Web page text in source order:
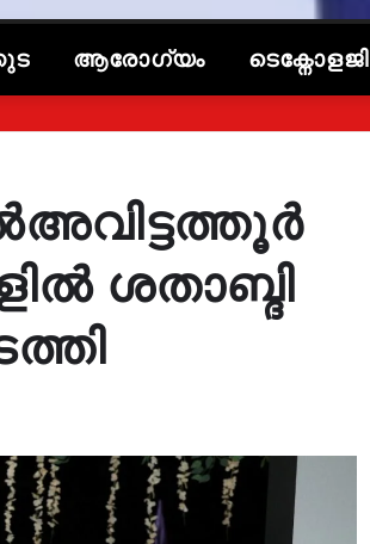
ആരോഗ്യം ടെക്നോളജി
ശതാബ്ദി